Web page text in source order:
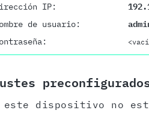
IP:
de usuario:
este dispositivo no